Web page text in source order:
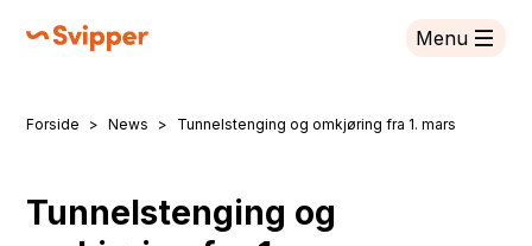
Menu
You are here:
Forside News Tunnelstenging og omkjøring fra 1. mars
Tunnelstenging og